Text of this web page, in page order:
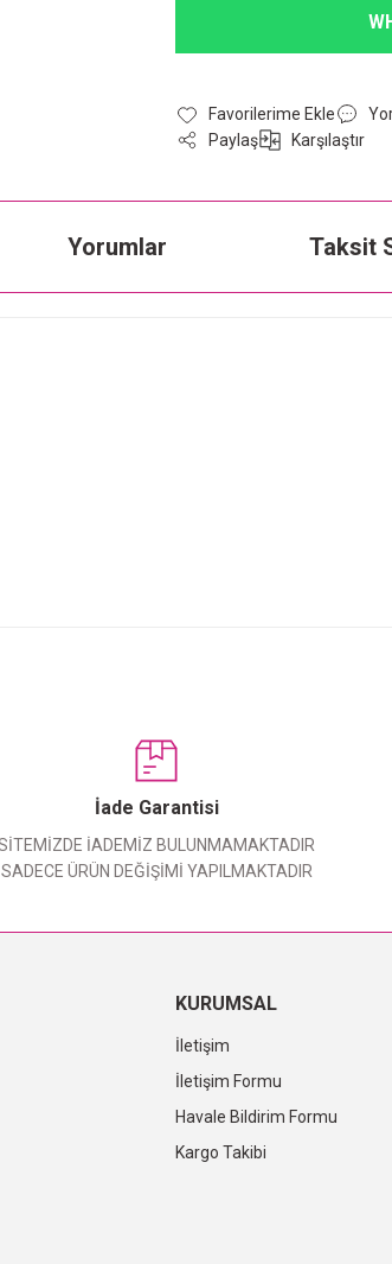
Paylaş
Karşılaştır
Yorumlar Taksit
Yorum Yaz
İade Garantisi
İADEMİZ BULUNMAMAKTADIR
SADECE ÜRÜN DEĞİŞİMİ YAPILMAKTADIR
KURUMSAL
İletişim
İletişim Formu
Havale Bildirim Formu
Kargo Takibi